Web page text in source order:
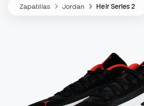
Zapatillas Jordan Heir Series 2